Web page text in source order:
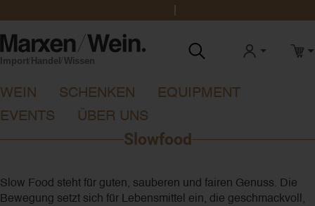
ANMELDEN
WEIN SCHENKEN
EQUIPMENT
EVENTS
ÜBER UNS
Slowfood
Slow Food steht für guten, sauberen und fairen Genuss. Die
Bewegung setzt sich für Lebensmittel ein, die geschmackvoll,